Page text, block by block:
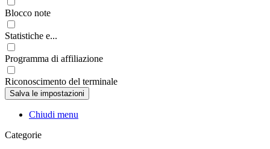
Blocco note
Statistiche e...
Programma di affiliazione
Riconoscimento del terminale
Chiudi menu
Categorie